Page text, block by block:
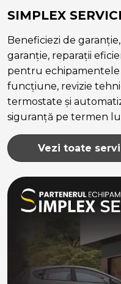
SIMPLEX
Beneficiezi de
garanție, reparații
pentru
funcțiune, revizie
termostate și
siguranță pe termen
Vezi toate